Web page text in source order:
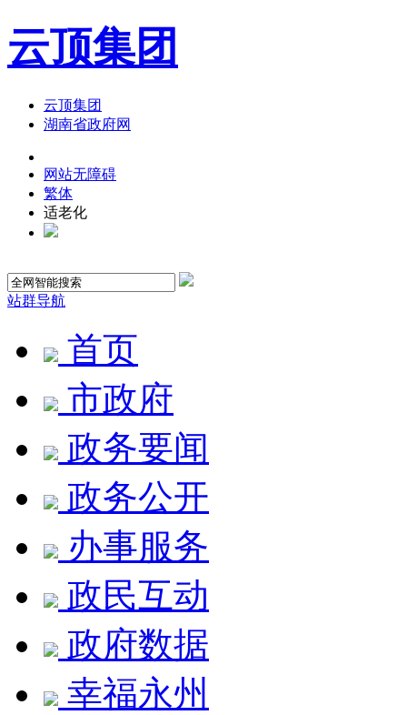
云顶集团
云顶集团
湖南省政府网
网站无障碍
繁体
适老化
站群导航
首页
市政府
政务要闻
政务公开
办事服务
政民互动
政府数据
幸福永州